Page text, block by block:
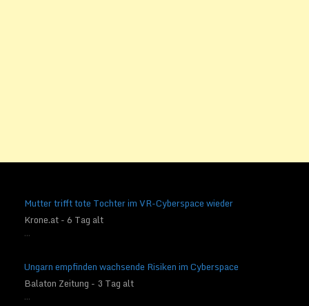
Mutter trifft tote Tochter im VR-Cyberspace wieder
Krone.at - 6 Tag alt
...
Ungarn empfinden wachsende Risiken im Cyberspace
Balaton Zeitung - 3 Tag alt
...